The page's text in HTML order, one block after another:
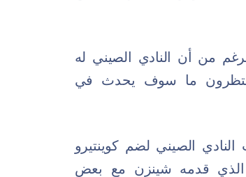
من أن النادي الصيني له
ينتظرون ما سوف يحدث في
الصيني لضم كوينتيرو
قدمه شينزن مع بعض